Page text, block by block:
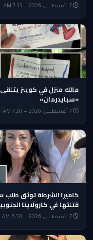
مالك منزل في كوينز
«سبايدرمان»
كاميرا الشرطة توثق طلب
قتلتها في كارولاينا